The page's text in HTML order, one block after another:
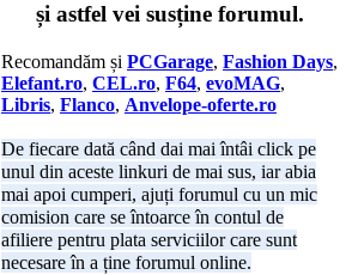
și astfel vei susține forumul.
Recomandăm și PCGarage, Fashion Days,
Elefant.ro, CEL.ro, F64, evoMAG,
Libris, Flanco, Anvelope-oferte.ro
De fiecare dată când dai mai întâi click pe
unul din aceste linkuri de mai sus, iar abia
mai apoi cumperi, ajuți forumul cu un mic
comision care se întoarce în contul de
afiliere pentru plata serviciilor care sunt
necesare în a ține forumul online.